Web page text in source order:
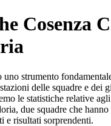
Cosenza
uno strumento
delle squadre e dei
le statistiche relative
due squadre che
e risultati sorprendenti.